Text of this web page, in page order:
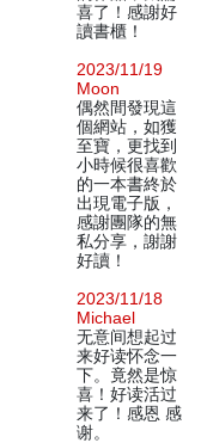
喜了！感謝好
讀書櫃！
2023/11/19
Moon
偶然間發現這
個網站，如獲
至寶，更找到
小時候很喜歡
的一本書終於
出現電子版，
感謝團隊的無
私分享，謝謝
好讀！
2023/11/18
Michael
无意间想起过
来好读怀念一
下。竟然是惊
喜！好读活过
来了！感恩 感
谢。